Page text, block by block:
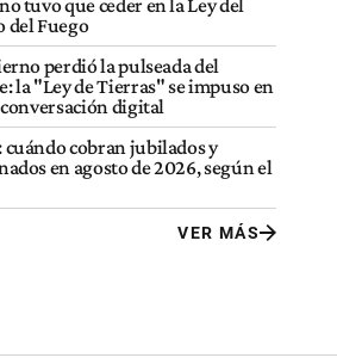
del Fuego
perdió la pulseada del
la "Ley de Tierras" se impuso en
digital
cuándo cobran jubilados y
en agosto de 2026, según el
VER MÁS